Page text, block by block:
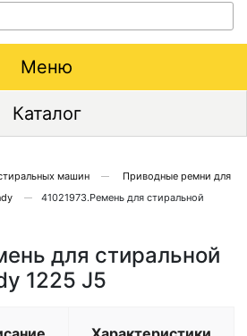
Меню
Каталог
машин
Приводные ремни для
41021973.Ремень для стиральной
для стиральной
1225 J5